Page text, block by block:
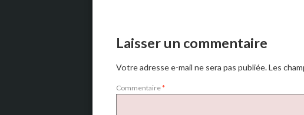
Laisser un commentaire
Votre adresse e-mail ne sera pas publiée.Les
Commentaire*